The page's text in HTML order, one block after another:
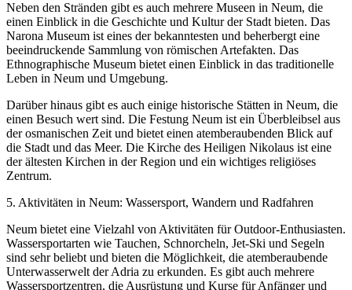
Neben den Stränden gibt es auch mehrere Museen in Neum, die
einen Einblick in die Geschichte und Kultur der Stadt bieten. Das
Narona Museum ist eines der bekanntesten und beherbergt eine
beeindruckende Sammlung von römischen Artefakten. Das
Ethnographische Museum bietet einen Einblick in das traditionelle
Leben in Neum und Umgebung.
Darüber hinaus gibt es auch einige historische Stätten in Neum, die
einen Besuch wert sind. Die Festung Neum ist ein Überbleibsel aus
der osmanischen Zeit und bietet einen atemberaubenden Blick auf
die Stadt und das Meer. Die Kirche des Heiligen Nikolaus ist eine
der ältesten Kirchen in der Region und ein wichtiges religiöses
Zentrum.
5. Aktivitäten in Neum: Wassersport, Wandern und Radfahren
Neum bietet eine Vielzahl von Aktivitäten für Outdoor-Enthusiasten.
Wassersportarten wie Tauchen, Schnorcheln, Jet-Ski und Segeln
sind sehr beliebt und bieten die Möglichkeit, die atemberaubende
Unterwasserwelt der Adria zu erkunden. Es gibt auch mehrere
Wassersportzentren, die Ausrüstung und Kurse für Anfänger und